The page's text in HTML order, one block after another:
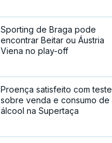
Sporting de Braga pode
encontrar Beitar ou Áustria
Viena no play-off
Proença satisfeito com teste
sobre venda e consumo de
álcool na Supertaça